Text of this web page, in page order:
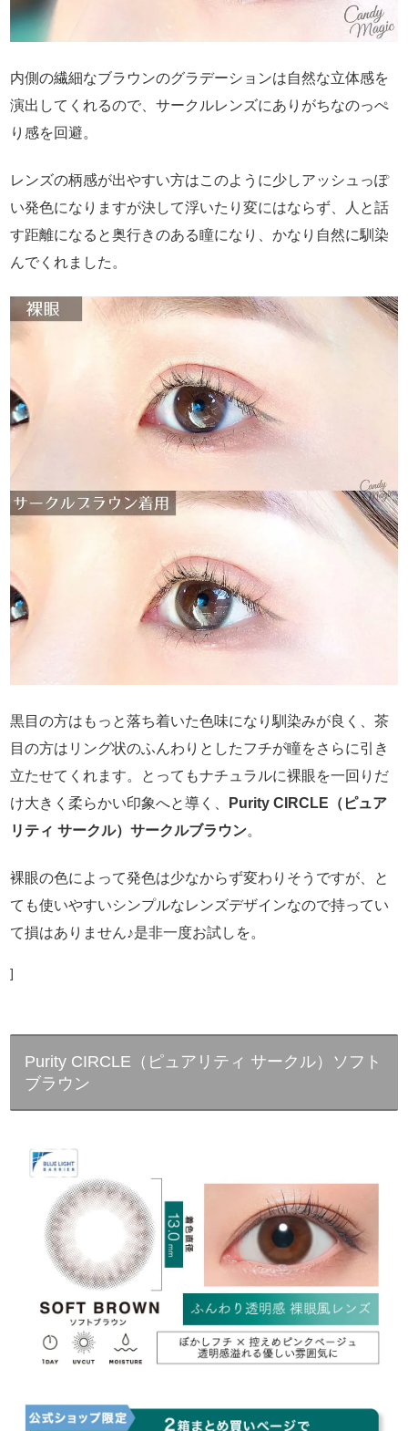
内側の繊細なブラウンのグラデーションは自然な立体感を
演出してくれるので、サークルレンズにありがちなのっぺ
り感を回避。
レンズの柄感が出やすい方はこのように少しアッシュっぽ
い発色になりますが決して浮いたり変にはならず、人と話
す距離になると奥行きのある瞳になり、かなり自然に馴染
んでくれました。
黒目の方はもっと落ち着いた色味になり馴染みが良く、茶
目の方はリング状のふんわりとしたフチが瞳をさらに引き
立たせてくれます。とってもナチュラルに裸眼を一回りだ
け大きく柔らかい印象へと導く、
Purity CIRCLE（ピュア
リティ サークル）サークルブラウン。
裸眼の色によって発色は少なからず変わりそうですが、と
ても使いやすいシンプルなレンズデザインなので持ってい
て損はありません♪是非一度お試しを。
]
Purity CIRCLE（ピュアリティ サークル）ソフト
ブラウン